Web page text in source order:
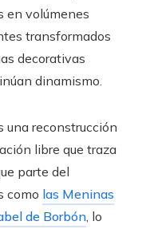
en volúmenes
transformados
decorativas
dinamismo.
una reconstrucción
libre que traza
parte del
como las Meninas
de Borbón , lo